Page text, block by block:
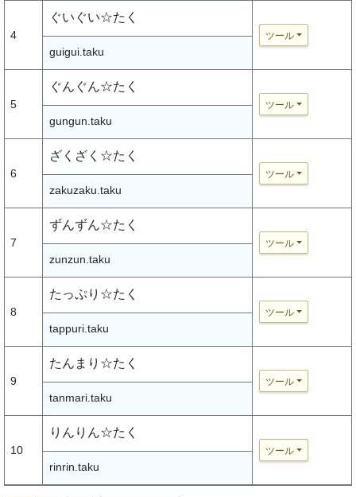
4
ぐいぐい☆たく
ツール
guigui.taku
5
ぐんぐん☆たく
ツール
gungun.taku
6
ざくざく☆たく
ツール
zakuzaku.taku
7
ずんずん☆たく
ツール
zunzun.taku
8
たっぷり☆たく
ツール
tappuri.taku
9
たんまり☆たく
ツール
tanmari.taku
10
りんりん☆たく
ツール
rinrin.taku